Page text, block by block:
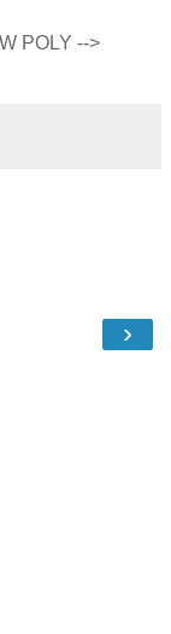
POLY -->
›